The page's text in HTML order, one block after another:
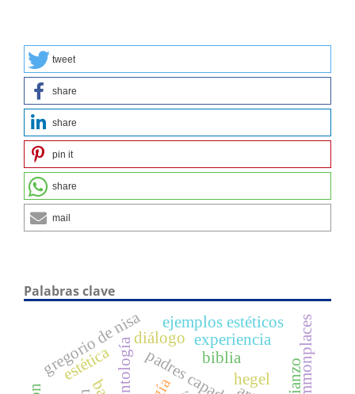
tweet
share
share
pin it
share
mail
Palabras clave
biblia
hegel
ontología
gregorio de nisadiálogo
ejemplos estéticos
estética
experiencia commonplaces